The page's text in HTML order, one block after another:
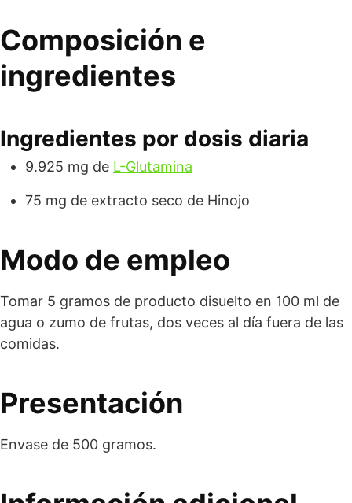
Composición e
ingredientes
Ingredientes por dosis diaria
9.925 mg de L-Glutamina
75 mg de extracto seco de Hinojo
Modo de empleo
Tomar 5 gramos de producto disuelto en 100 ml de
agua o zumo de frutas, dos veces al día fuera de las
comidas.
Presentación
Envase de 500 gramos.